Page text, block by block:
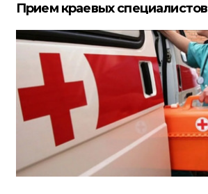
Прием краевых специалистов